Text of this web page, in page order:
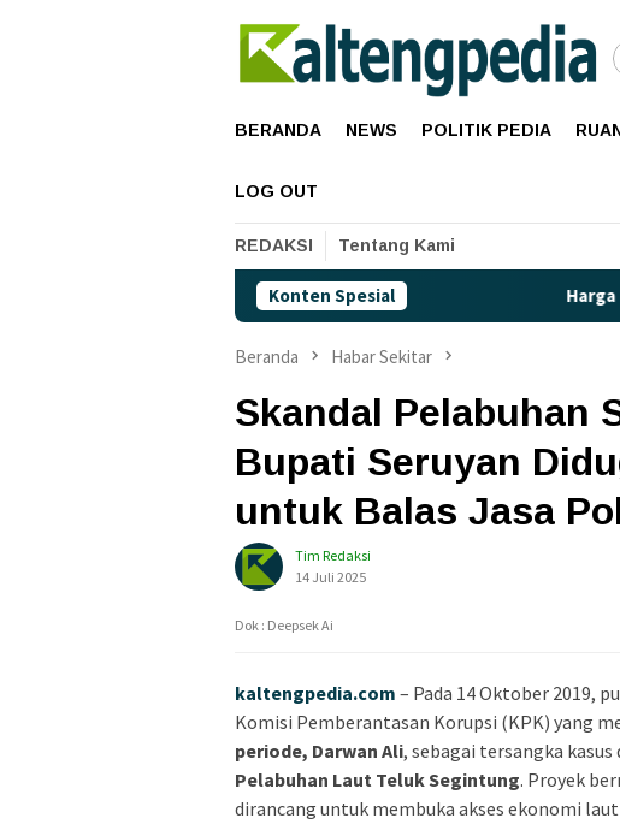
BERANDA NEWS POLITIK PEDIA
LOG OUT
REDAKSI Tentang Kami
Konten Spesial Harga Pertamax
Beranda Habar Sekitar
Skandal Pelabuhan
Bupati Seruyan
untuk Balas Jasa
Tim Redaksi
14 Juli 2025
Dok : Deepsek Ai
kaltengpedia.com – Pada 14 Oktober 2019,
Komisi Pemberantasan Korupsi (KPK) yang
periode, Darwan Ali, sebagai tersangka
Pelabuhan Laut Teluk Segintung. Proyek
dirancang untuk membuka akses ekonomi